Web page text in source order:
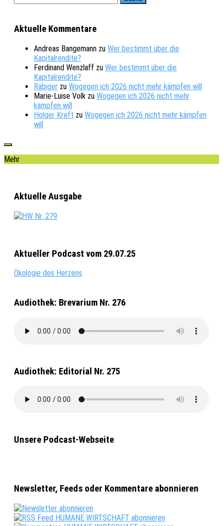
Aktuelle Kommentare
Andreas Bangemann zu Wer bestimmt über die
Kapitalrendite?
Ferdinand Wenzlaff zu Wer bestimmt über die
Kapitalrendite?
Räbiger zu Wogegen ich 2026 nicht mehr kämpfen will
Marie-Luise Volk zu Wogegen ich 2026 nicht mehr
kämpfen will
Holger Kreft zu Wogegen ich 2026 nicht mehr kämpfen
will
Mehr
Aktuelle Ausgabe
Aktueller Podcast vom 29.07.25
Ökologie des Herzens
Audiothek: Brevarium Nr. 276
Audiothek: Editorial Nr. 275
Unsere Podcast-Webseite
Newsletter, Feeds oder Kommentare abonnieren